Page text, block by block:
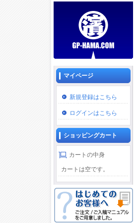
マイページ
新規登録はこちら
ログインはこちら
ショッピングカート
カートの中身
カートは空です。